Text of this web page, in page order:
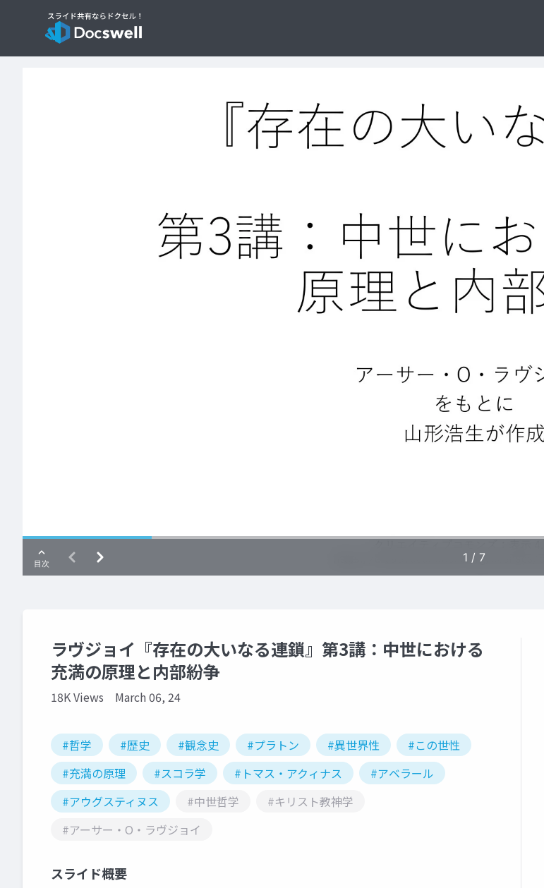
ラヴジョイ『存在の大いなる連鎖』第3講：中世における
充満の原理と内部紛争
18K Views March 06, 24
#哲学 #歴史 #観念史 #プラトン #異世界性
#この世性
#充満の原理
#スコラ学 #トマス・アクィナス
#アベラール
#アウグスティヌス
#中世哲学
#キリスト教神学
#アーサー・O・ラヴジョイ
スライド概要